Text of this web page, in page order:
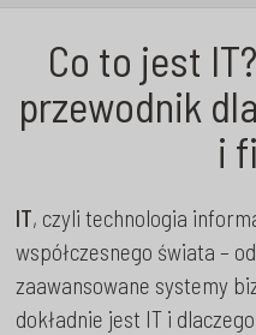
Co to jest
przewodnik
i
IT, czyli technologia
współczesnego świata –
zaawansowane systemy
dokładnie jest IT i